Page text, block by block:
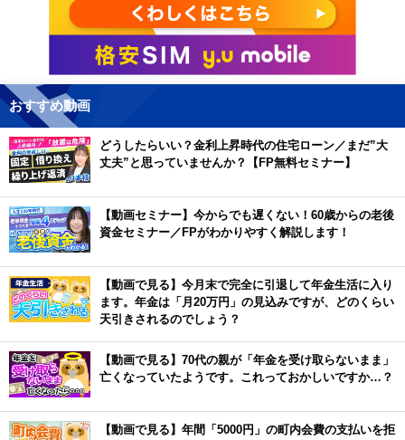
おすすめ動画
どうしたらいい？金利上昇時代の住宅ローン／まだ”大
丈夫”と思っていませんか？【FP無料セミナー】
【動画セミナー】今からでも遅くない！60歳からの老後
資金セミナー／FPがわかりやすく解説します！
【動画で見る】今月末で完全に引退して年金生活に入り
ます。年金は「月20万円」の見込みですが、どのくらい
天引きされるのでしょう？
【動画で見る】70代の親が「年金を受け取らないまま」
亡くなっていたようです。これっておかしいですか…？
【動画で見る】年間「5000円」の町内会費の支払いを拒